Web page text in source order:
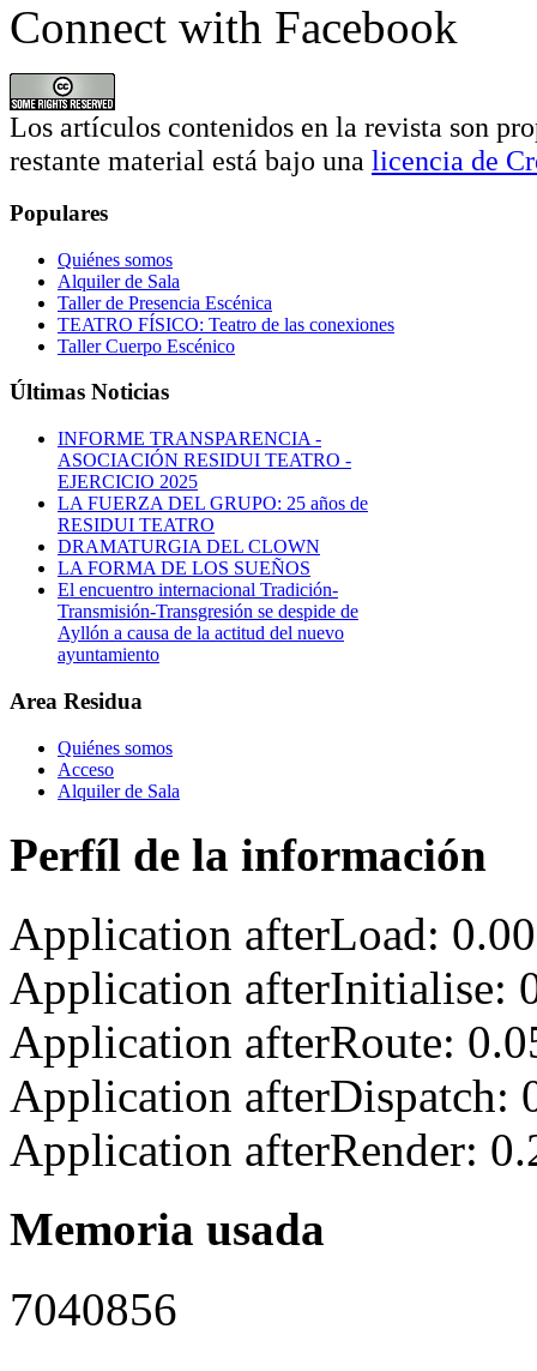
Connect with Facebook
Los artículos contenidos en la revista son
restante material está bajo una licencia de
Populares
Quiénes somos
Alquiler de Sala
Taller de Presencia Escénica
TEATRO FÍSICO: Teatro de las conexiones
Taller Cuerpo Escénico
Últimas Noticias
INFORME TRANSPARENCIA -
ASOCIACIÓN RESIDUI TEATRO -
EJERCICIO 2025
LA FUERZA DEL GRUPO: 25 años de
RESIDUI TEATRO
DRAMATURGIA DEL CLOWN
LA FORMA DE LOS SUEÑOS
El encuentro internacional Tradición-
Transmisión-Transgresión se despide de
Ayllón a causa de la actitud del nuevo
ayuntamiento
Area Residua
Quiénes somos
Acceso
Alquiler de Sala
Perfíl de la información
Application afterLoad:
Application afterInitialise:
Application afterRoute:
Application afterDispatch:
Application afterRender:
Memoria usada
7040856